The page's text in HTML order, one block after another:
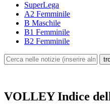
SuperLega
A2 Femminile
B Maschile
B1 Femminile
B2 Femminile
VOLLEYIndice